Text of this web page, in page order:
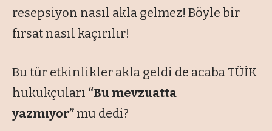
resepsiyon nasıl akla gelmez! Böyle bir
fırsat nasıl kaçırılır!
Bu tür etkinlikler akla geldi de acaba TÜİK
hukukçuları “Bu mevzuatta
yazmıyor” mu dedi?